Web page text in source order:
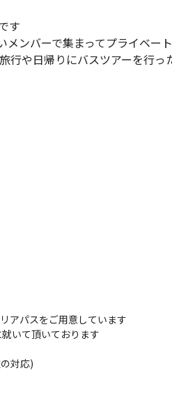
す
メンバーで集まってプライベー
行や日帰りにバスツアーを行っ
アパスをご用意しています
いて頂いております
対応)